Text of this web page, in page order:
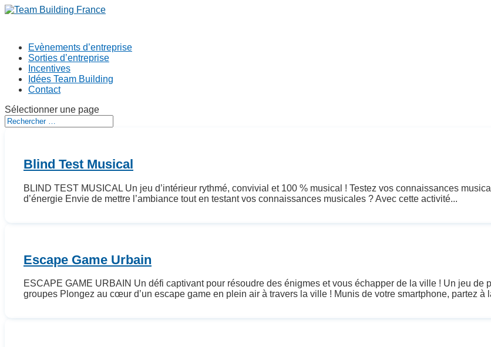
Evènements d’entreprise
Sorties d’entreprise
Incentives
Idées Team Building
Contact
Sélectionner une page
Blind Test Musical
BLIND TEST MUSICAL Un jeu d’intérieur rythmé, convivial et 100 % musical ! Testez vos connaissances
d’énergie Envie de mettre l’ambiance tout en testant vos connaissances musicales ? Avec cette activité...
Escape Game Urbain
ESCAPE GAME URBAIN Un défi captivant pour résoudre des énigmes et vous échapper de la ville ! Un jeu de
groupes Plongez au cœur d’un escape game en plein air à travers la ville ! Munis de votre smartphone, partez à